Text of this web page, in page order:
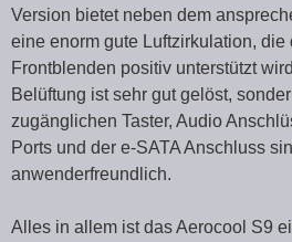
Version bietet neben dem
eine enorm gute Luftzirkulation,
Frontblenden positiv unterstützt
Belüftung ist sehr gut gelöst,
zugänglichen Taster, Audio
Ports und der e-SATA Anschluss
anwenderfreundlich.
Alles in allem ist das Aerocool S9